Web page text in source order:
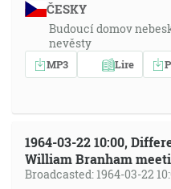
ČESKY
Budoucí domov
nevěsty
MP3 Lire
1964-03-22 10:00,
William Branham
Broadcasted: 1964-03-22